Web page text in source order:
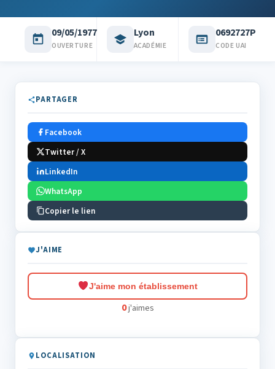
09/05/1977
OUVERTURE
Lyon
ACADÉMIE
0692727P
CODE UAI
PARTAGER
Facebook
Twitter / X
LinkedIn
WhatsApp
Copier le lien
J'AIME
J'aime mon établissement
0j'aimes
LOCALISATION